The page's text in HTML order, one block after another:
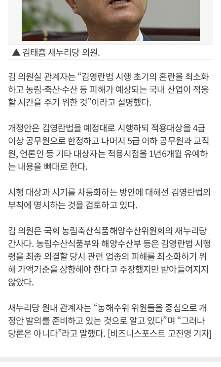
▲ 김태흠 새누리당 의원.
김 의원실 관계자는 “김영란법 시행 초기의 혼란을 최소화
하고 농림·축산·수산 등 피해가 예상되는 국내 산업이 적응
할 시간을 주기 위한 것”이라고 설명했다.
개정안은 김영란법을 예정대로 시행하되 적용대상을 4급
이상 공무원으로 한정하고 나머지 5급 이하 공무원과 교직
원, 언론인 등 기타 대상자는 적용시점을 1년6개월 유예하
는 내용을 뼈대로 한다.
시행 대상과 시기를 차등화하는 방안에 대해선 김영란법의
부칙에 명시하는 것을 검토하고 있다.
김 의원은 국회 농림축산식품해양수산위원회의 새누리당
간사다. 농림수산식품부와 해양수산부 등은 김영란법 시행
령을 최종 의결할 당시 관련 업종의 피해를 최소화하기 위
해 가액기준을 상향해야 한다고 주장했지만 받아들여지지
않았다.
새누리당 원내 관계자는 “농해수위 위원들을 중심으로 개
정안 발의를 준비하고 있는 것으로 알고 있다”며 “그러나
당론은 아니다”라고 말했다. [비즈니스포스트 고진영 기자]